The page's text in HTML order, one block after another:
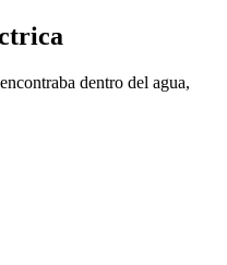
dentro del agua,